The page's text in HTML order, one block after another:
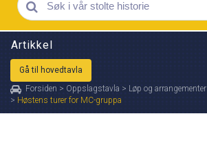
Artikkel
Gå til hovedtavla
Forsiden > Oppslagstavla > Løp og arrangementer
> Høstens turer for MC-gruppa